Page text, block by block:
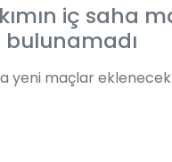
iç saha
bulunamadı
yeni maçlar